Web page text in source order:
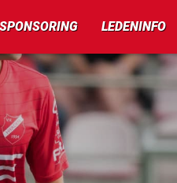
SPONSORING LEDENINFO